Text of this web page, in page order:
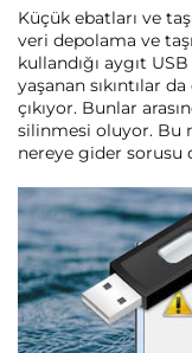
Küçük ebatları ve
veri depolama ve
kullandığı aygıt
yaşanan sıkıntılar
çıkıyor. Bunlar
silinmesi oluyor. Bu
nereye gider sorusu